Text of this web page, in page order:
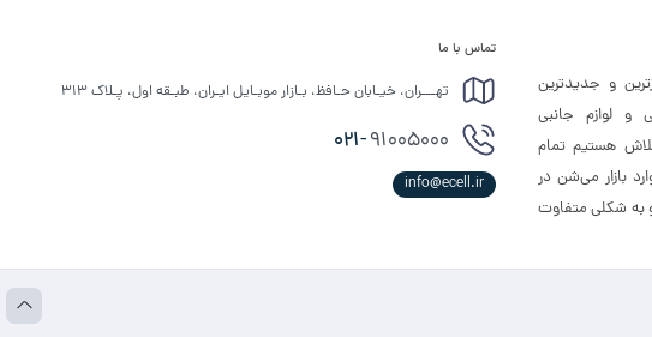
و جدیدترین
و لوازم جانبی
هستیم تمام
بازار می‌شن در
به شکلی متفاوت
تماس با ما
تهـــران، خیـابان حـافظ، بـازار موبـایل ایـران، طبـقه اول، پـلاک ۳۱۳
021-91005000
info@ecell.ir